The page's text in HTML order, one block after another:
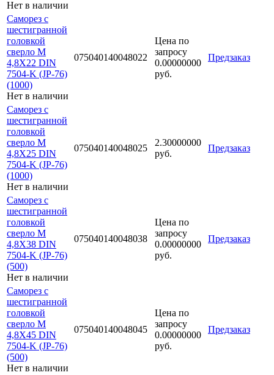
Нет в наличии
Саморез с
шестигранной
головкой
сверло М
4,8Х22 DIN
7504-K (JP-76)
(1000)
Нет в наличии
075040140048022
Цена по
запросу
0.00000000
руб.
Предзаказ
Саморез с
шестигранной
головкой
сверло М
4,8Х25 DIN
7504-K (JP-76)
(1000)
Нет в наличии
075040140048025
2.30000000
руб.
Предзаказ
Саморез с
шестигранной
головкой
сверло М
4,8Х38 DIN
7504-K (JP-76)
(500)
Нет в наличии
075040140048038
Цена по
запросу
0.00000000
руб.
Предзаказ
Саморез с
шестигранной
головкой
сверло М
4,8Х45 DIN
7504-K (JP-76)
(500)
Нет в наличии
075040140048045
Цена по
запросу
0.00000000
руб.
Предзаказ